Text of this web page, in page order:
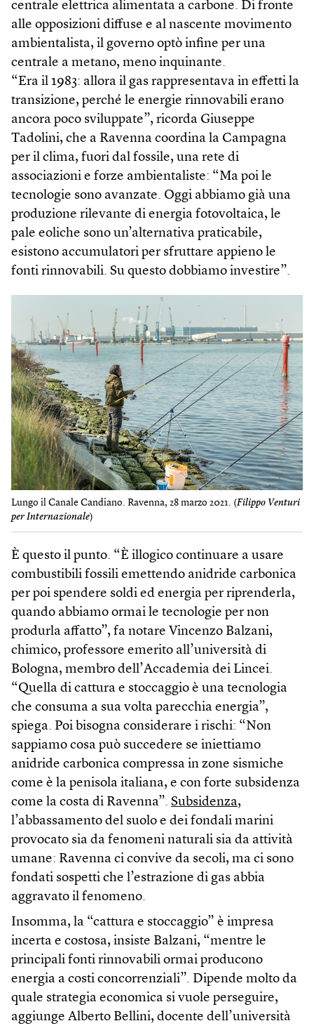
centrale elettrica alimentata a carbone. Di fronte
alle opposizioni diffuse e al nascente movimento
ambientalista, il governo optò infine per una
centrale a metano, meno inquinante.
“Era il 1983: allora il gas rappresentava in effetti la
transizione, perché le energie rinnovabili erano
ancora poco sviluppate”, ricorda Giuseppe
Tadolini, che a Ravenna coordina la Campagna
per il clima, fuori dal fossile, una rete di
associazioni e forze ambientaliste: “Ma poi le
tecnologie sono avanzate. Oggi abbiamo già una
produzione rilevante di energia fotovoltaica, le
pale eoliche sono un’alternativa praticabile,
esistono accumulatori per sfruttare appieno le
fonti rinnovabili. Su questo dobbiamo investire”.
Lungo il Canale Candiano. Ravenna, 28 marzo 2021. (Filippo Venturi
per Internazionale)
È questo il punto. “È illogico continuare a usare
combustibili fossili emettendo anidride carbonica
per poi spendere soldi ed energia per riprenderla,
quando abbiamo ormai le tecnologie per non
produrla affatto”, fa notare Vincenzo Balzani,
chimico, professore emerito all’università di
Bologna, membro dell’Accademia dei Lincei.
“Quella di cattura e stoccaggio è una tecnologia
che consuma a sua volta parecchia energia”,
spiega. Poi bisogna considerare i rischi: “Non
sappiamo cosa può succedere se iniettiamo
anidride carbonica compressa in zone sismiche
come è la penisola italiana, e con forte subsidenza
come la costa di Ravenna”. Subsidenza,
l’abbassamento del suolo e dei fondali marini
provocato sia da fenomeni naturali sia da attività
umane: Ravenna ci convive da secoli, ma ci sono
fondati sospetti che l’estrazione di gas abbia
aggravato il fenomeno.
Insomma, la “cattura e stoccaggio” è impresa
incerta e costosa, insiste Balzani, “mentre le
principali fonti rinnovabili ormai producono
energia a costi concorrenziali”. Dipende molto da
quale strategia economica si vuole perseguire,
aggiunge Alberto Bellini, docente dell’università